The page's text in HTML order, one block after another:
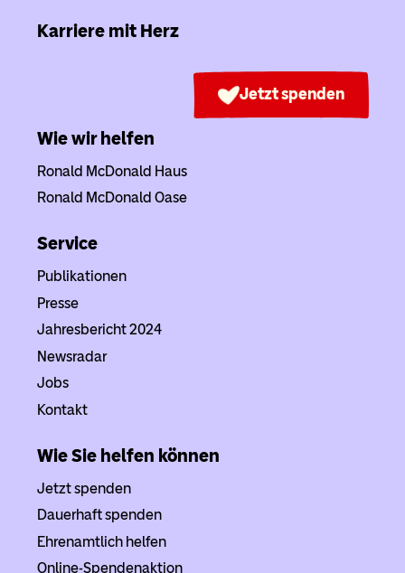
Karriere mit Herz
Jetzt spenden
Wie wir helfen
Ronald McDonald Haus
Ronald McDonald Oase
Service
Publikationen
Presse
Jahresbericht 2024
Newsradar
Jobs
Kontakt
Wie Sie helfen können
Jetzt spenden
Dauerhaft spenden
Ehrenamtlich helfen
Online-Spendenaktion